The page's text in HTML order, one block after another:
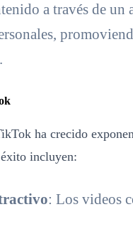
a través de un
ha crecido
incluyen:
: Los videos